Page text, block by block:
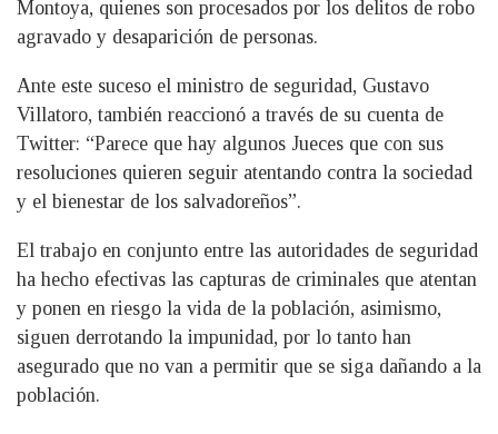
Montoya, quienes son procesados por los delitos de robo
agravado y desaparición de personas.
Ante este suceso el ministro de seguridad, Gustavo
Villatoro, también reaccionó a través de su cuenta de
Twitter: “Parece que hay algunos Jueces que con sus
resoluciones quieren seguir atentando contra la sociedad
y el bienestar de los salvadoreños”.
El trabajo en conjunto entre las autoridades de seguridad
ha hecho efectivas las capturas de criminales que atentan
y ponen en riesgo la vida de la población, asimismo,
siguen derrotando la impunidad, por lo tanto han
asegurado que no van a permitir que se siga dañando a la
población.